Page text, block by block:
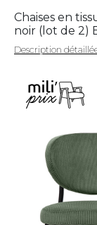
Chaises en
noir (lot de 2)
Description